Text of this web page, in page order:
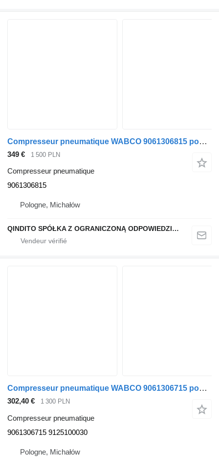
Compresseur pneumatique WABCO 9061306815 pour tracteur routier Mercedes-Benz AXOR
349 € 1 500 PLN
Compresseur pneumatique
9061306815
Pologne, Michałów
QINDITO SPÓŁKA Z OGRANICZONĄ ODPOWIEDZIALNOŚCIĄ
Compresseur pneumatique WABCO 9061306715 pour tracteur routier Mercedes-Benz ATEGO AXOR II
302,40 € 1 300 PLN
Compresseur pneumatique
9061306715 9125100030
Pologne, Michałów